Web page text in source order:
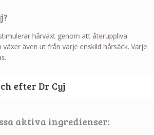
hårväxt genom att återuppliva
även ut från varje enskild hårsäck. Varje
aktiva ingredienser: